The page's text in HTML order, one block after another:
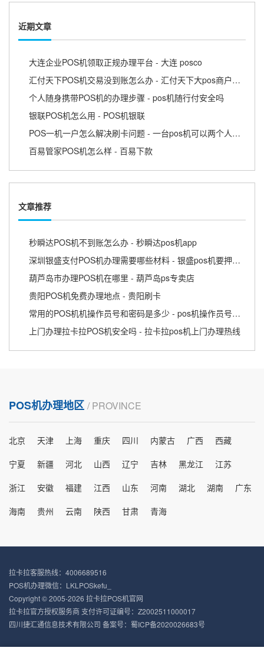
近期文章
大连企业POS机领取正规办理平台 - 大连 posco
汇付天下POS机交易没到账怎么办 - 汇付天下大pos商户版APP
个人随身携带POS机的办理步骤 - pos机随行付安全吗
银联POS机怎么用 - POS机银联
POS一机一户怎么解决刷卡问题 - 一台pos机可以两个人用吗
百易管家POS机怎么样 - 百易下款
文章推荐
秒瞬达POS机不到账怎么办 - 秒瞬达pos机app
深圳银盛支付POS机办理需要哪些材料 - 银盛pos机要押金吗
葫芦岛市办理POS机在哪里 - 葫芦岛ps专卖店
贵阳POS机免费办理地点 - 贵阳刷卡
常用的POS机机操作员号和密码是多少 - pos机操作员号忘记了怎么办
上门办理拉卡拉POS机安全吗 - 拉卡拉pos机上门办理热线
POS机办理地区 / PROVINCE
北京 天津 上海 重庆 四川 内蒙古 广西
西藏
宁夏
新疆 河北 山西 辽宁 吉林 黑龙江
江苏
浙江
安徽 福建 江西 山东 河南 湖北 湖南
广东
海南
贵州 云南 陕西 甘肃 青海
拉卡拉客服热线：4006689516
POS机办理微信：LKLPOSkefu_
Copyright © 2005-2026 拉卡拉POS机官网
拉卡拉官方授权服务商 支付许可证编号：Z2002511000017
四川捷汇通信息技术有限公司 备案号： 蜀ICP备2020026683号